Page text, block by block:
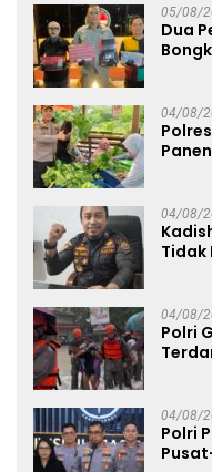
05/08/
Dua
04/08/
04/08/
Tidak
04/08/
Polri
04/08/
Polri